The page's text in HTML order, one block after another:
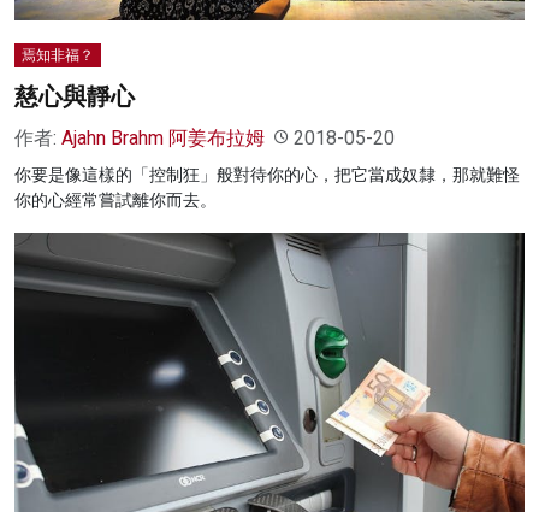
焉知非福？
慈心與靜心
作者: Ajahn Brahm 阿姜布拉姆 2018-05-20
你要是像這樣的「控制狂」般對待你的心，把它當成奴隸，那就難怪
你的心經常嘗試離你而去。